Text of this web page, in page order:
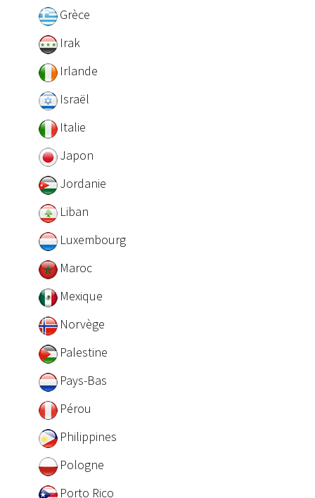
Grèce
Irak
Irlande
Israël
Italie
Japon
Jordanie
Liban
Luxembourg
Maroc
Mexique
Norvège
Palestine
Pays-Bas
Pérou
Philippines
Pologne
Porto Rico